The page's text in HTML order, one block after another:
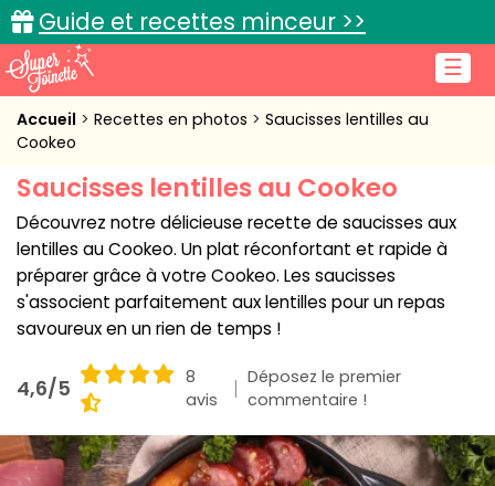
☰
Guide et recettes minceur >>
Accueil
Cuisine pratique
L'actu cuisine
Connexion
Accueil Recettes en photos
Saucisses lentilles au
Cookeo
Saucisses lentilles au Cookeo
Découvrez notre délicieuse recette de saucisses aux
lentilles au Cookeo. Un plat réconfortant et rapide à
préparer grâce à votre Cookeo. Les saucisses
s'associent parfaitement aux lentilles pour un repas
savoureux en un rien de temps !
4,6/5
8
avis
Déposez le premier
commentaire !